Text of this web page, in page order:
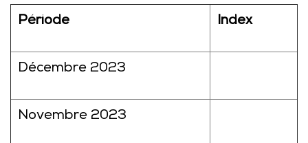
Période Index
Décembre 2023
Novembre 2023